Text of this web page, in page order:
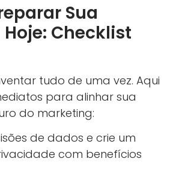
Sua
Checklist
tudo de uma vez. Aqui
para alinhar sua
do marketing:
de dados e crie um
com benefícios